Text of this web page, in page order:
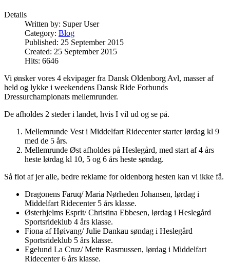
Details
Written by: Super User
Category: Blog
Published: 25 September 2015
Created: 25 September 2015
Hits: 6646
Vi ønsker vores 4 ekvipager fra Dansk Oldenborg Avl, masser af
held og lykke i weekendens Dansk Ride Forbunds
Dressurchampionats mellemrunder.
De afholdes 2 steder i landet, hvis I vil ud og se på.
Mellemrunde Vest i Middelfart Ridecenter starter lørdag kl 9
med de 5 års.
Mellemrunde Øst afholdes på Heslegård, med start af 4 års
heste lørdag kl 10, 5 og 6 års heste søndag.
Så flot af jer alle, bedre reklame for oldenborg hesten kan vi ikke få.
Dragonens Faruq/ Maria Nørheden Johansen, lørdag i
Middelfart Ridecenter 5 års klasse.
Østerhjelms Esprit/ Christina Ebbesen, lørdag i Heslegård
Sportsrideklub 4 års klasse.
Fiona af Høivang/ Julie Dankau søndag i Heslegård
Sportsrideklub 5 års klasse.
Egelund La Cruz/ Mette Rasmussen, lørdag i Middelfart
Ridecenter 6 års klasse.